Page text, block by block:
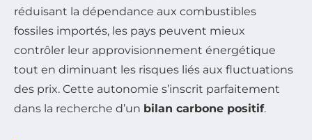
réduisant la dépendance aux combustibles
fossiles importés, les pays peuvent mieux
contrôler leur approvisionnement énergétique
tout en diminuant les risques liés aux fluctuations
des prix. Cette autonomie s’inscrit parfaitement
dans la recherche d’un bilan carbone positif.